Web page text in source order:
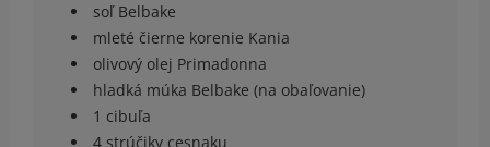
soľ Belbake
mleté čierne korenie Kania
olivový olej Primadonna
hladká múka Belbake (na obaľovanie)
1 cibuľa
4 strúčiky cesnaku